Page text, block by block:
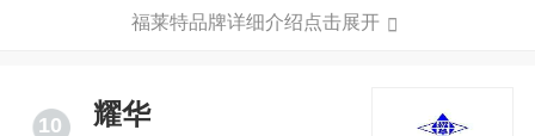
品涉及太阳能光伏玻璃、优质浮法玻璃、工程玻璃、家
矿开采，形成了比较完整的产业链。
福莱特品牌详细介绍点击展开
10 耀华